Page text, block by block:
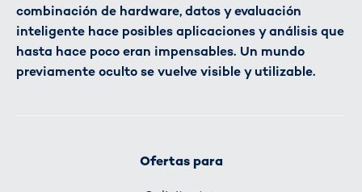
combinación de hardware, datos y evaluación
inteligente hace posibles aplicaciones y análisis que
hasta hace poco eran impensables. Un mundo
previamente oculto se vuelve visible y utilizable.
Ofertas para